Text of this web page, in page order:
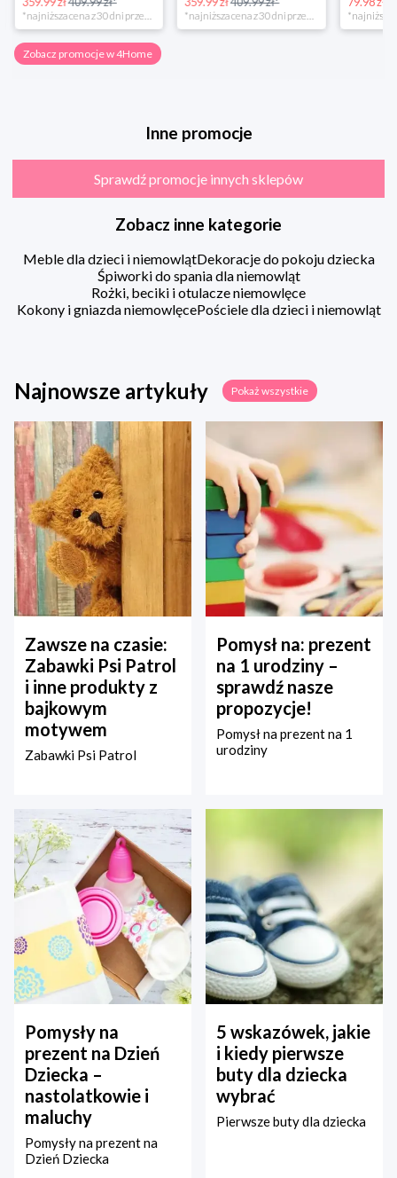
*najniższa cena z 30 dni przed obniżką
Zobacz promocje w 4Home
Inne promocje
Sprawdź promocje innych sklepów
Zobacz inne kategorie
Meble dla dzieci i niemowlątDekoracje do pokoju dziecka
Śpiworki do spania dla niemowląt
Rożki, beciki i otulacze niemowlęce
Kokony i gniazda niemowlęcePościele dla dzieci i niemowląt
Najnowsze artykuły Pokaż wszystkie
Zawsze na czasie:
Zabawki Psi Patrol
i inne produkty z
bajkowym
motywem
Zabawki Psi Patrol
Pomysł na: prezent
na 1 urodziny –
sprawdź nasze
propozycje!
Pomysł na prezent na 1
urodziny
Pomysły na
prezent na Dzień
Dziecka –
nastolatkowie i
maluchy
Pomysły na prezent na
Dzień Dziecka
5 wskazówek, jakie
i kiedy pierwsze
buty dla dziecka
wybrać
Pierwsze buty dla dziecka